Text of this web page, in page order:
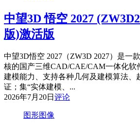
中望3D 悟空 2027
版)激活版
中望3D悟空 2027（ZW3D 2027）是一
核的国产三维CAD/CAE/CAM一体化软
建模能力、支持各种几何及建模算法、
证；集“实体建模、...
2026年7月20日 评论
图形图像